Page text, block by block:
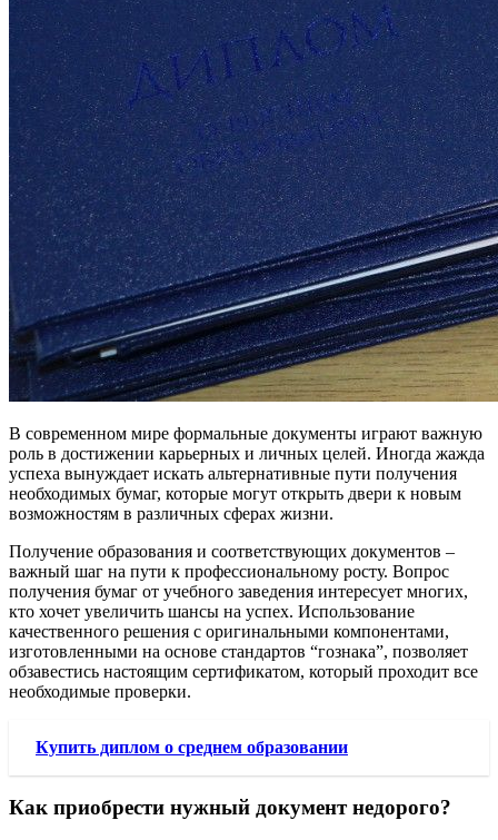
В современном мире формальные документы играют важную
роль в достижении карьерных и личных целей. Иногда жажда
успеха вынуждает искать альтернативные пути получения
необходимых бумаг, которые могут открыть двери к новым
возможностям в различных сферах жизни.
Получение образования и соответствующих документов –
важный шаг на пути к профессиональному росту. Вопрос
получения бумаг от учебного заведения интересует многих,
кто хочет увеличить шансы на успех. Использование
качественного решения с оригинальными компонентами,
изготовленными на основе стандартов “гознака”, позволяет
обзавестись настоящим сертификатом, который проходит все
необходимые проверки.
Купить диплом о среднем образовании
Как приобрести нужный документ недорого?